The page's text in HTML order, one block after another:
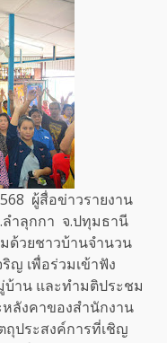
ผู้สื่อข่าวรายงาน
ำลุกกา จ.ปทุมธานี
ด้วยชาวบ้านจำนวน
ญ เพื่อร่วมเข้าฟัง
บ้าน และทำมติประชม
ลังคาของสำนักงาน
ประสงค์การที่เชิญ